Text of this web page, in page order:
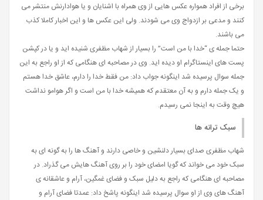
برخی از افراد همواره عکس هایی از وی همراه با اشنایان و یا هوادارنش منتشر می
کنند و مدعی بر ازدواج وی می شودند. ولی این عکس ها و این اخبار کاملا کذب
می باشند.
حتما جمله ی “خدا با من است” را بسیار از شهاب مظفری شنیده اید و یا در کپشن
پست های اینستاگرام او دیده اید. وی در مصاحبه ای هنگامی که از او راجع به این
جمله سوال پرسیده شد اینگونه جواب داد: من فقط خدا را دارم، عاشق خدا هستم
و یک جمله دارم و به آن معتقدم که همیشه خدا با من است و اگر هوامو نداشت
هیچ وقت به اینجا نمی رسیدم.
سبک ترانه ها
شهاب مظفری صدای بسیار دلنشین و خاصی دارند و آهنگ ها را به گونه ای به
سبک خود می خواند که گویا امضای خود را بر روی آهنگ هایش می گذراد. در
مصاحبه ای هنگامی که راجع به دلیل سبک و فضای غمگین، آرام و عاشقانه ی
آهنگ های وی از او سوال پرسیده شد اینگونه پاشخ داد: عمدتا فضای آرام و